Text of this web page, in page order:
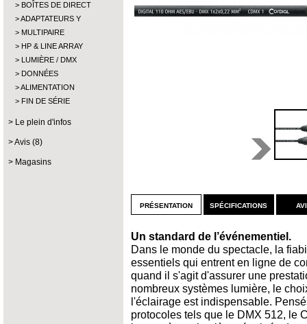
BOÎTES DE DIRECT
ADAPTATEURS Y
MULTIPAIRE
HP & LINE ARRAY
LUMIÈRE / DMX
DONNÉES
ALIMENTATION
FIN DE SÉRIE
Le plein d'infos
Avis (8)
Magasins
présentation
Un standard de l’événementiel.
Dans le monde du spectacle, la
essentiels qui entrent en ligne de
quand il s'agit d'assurer une
nombreux systèmes lumière, le
l'éclairage est indispensable.
protocoles tels que le DMX 512, le
spécifications